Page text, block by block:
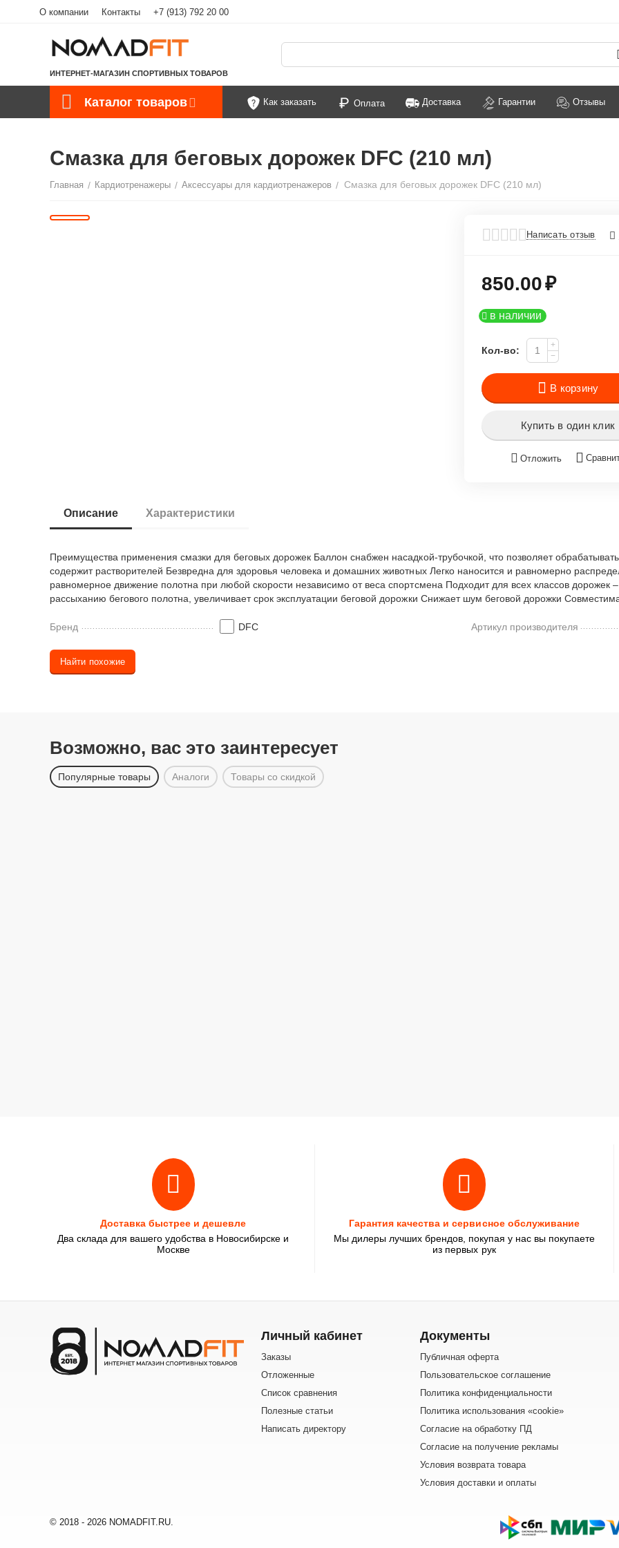
О компании Контакты +7 (913) 792 20 00
ИНТЕРНЕТ-МАГАЗИН СПОРТИВНЫХ ТОВАРОВ
Каталог товаров Как заказать Оплата Доставка Гарантии Отзывы
Смазка для беговых дорожек DFC (210 мл)
Главная / Кардиотренажеры / Аксессуары для кардиотренажеров / Смазка для беговых дорожек DFC (210 мл)
Написать отзыв
850.00₽
в наличии
Кол-во:
+
−
В корзину
Купить в один клик
Отложить
Описание Характеристики
Преимущества применения смазки для беговых дорожек Баллон снабжен насадкой-трубочкой, что позволяет
содержит растворителей Безвредна для здоровья человека и домашних животных Легко наносится и равномерно
равномерное движение полотна при любой скорости независимо от веса спортсмена Подходит для всех классов дорожек
рассыханию бегового полотна, увеличивает срок эксплуатации беговой дорожки Снижает шум беговой дорожки
Бренд DFC Артикул производителя
Найти похожие
Возможно, вас это заинтересует
Популярные товары Аналоги Товары со скидкой
Доставка быстрее и дешевле
Два склада для вашего удобства в Новосибирске и
Москве
Гарантия качества и сервисное обслуживание
Мы дилеры лучших брендов, покупая у нас вы покупаете
из первых рук
Личный кабинет
Заказы
Отложенные
Список сравнения
Полезные статьи
Написать директору
Документы
Публичная оферта
Пользовательское соглашение
Политика конфиденциальности
Политика использования «cookie»
Согласие на обработку ПД
Согласие на получение рекламы
Условия возврата товара
Условия доставки и оплаты
© 2018 - 2026 NOMADFIT.RU.